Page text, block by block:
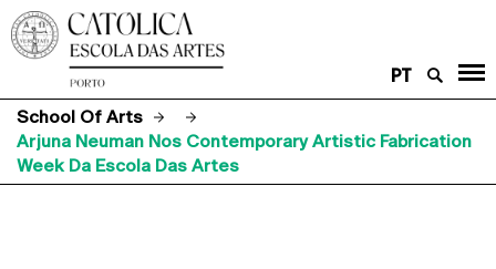
PT
School Of Arts
Arjuna Neuman Nos Contemporary Artistic Fabrication
Week Da Escola Das Artes